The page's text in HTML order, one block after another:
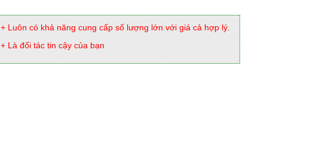
+ Luôn có khả năng cung cấp số lượng lớn với giá cả hợp lý.
+ Là đối tác tin cậy của bạn